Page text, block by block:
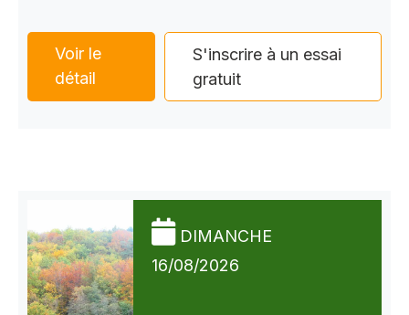
Voir le
détail
S'inscrire à un essai
gratuit
DIMANCHE
16/08/2026